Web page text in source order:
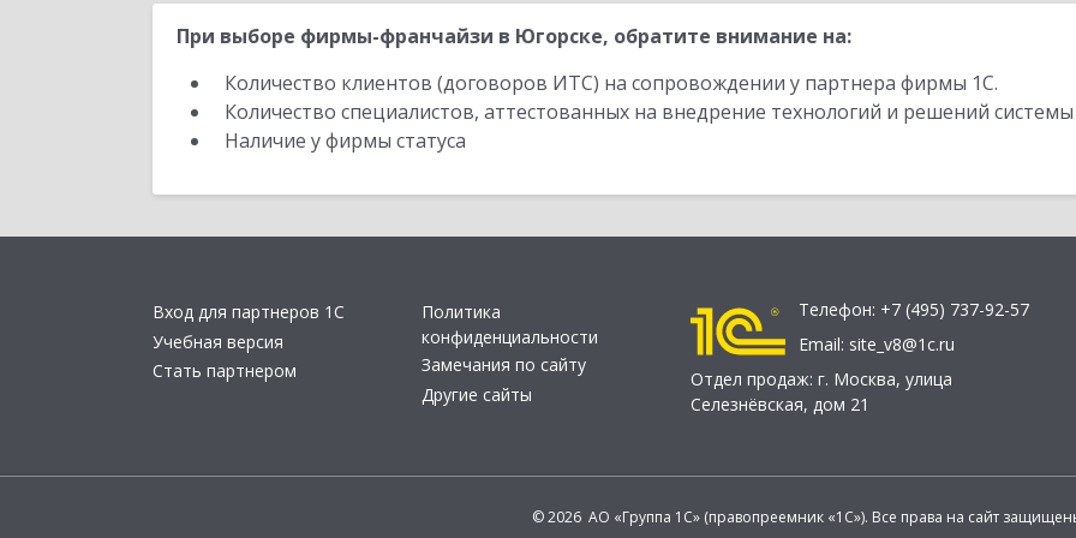
При выборе фирмы-франчайзи в Югорске, обратите внимание на:
Количество клиентов (договоров ИТС) на сопровождении у партнера фирмы 1С.
Количество специалистов, аттестованных на внедрение технологий и решений
Наличие у фирмы статуса
Вход для партнеров 1С
Учебная версия
Стать партнером
Политика
конфиденциальности
Замечания по сайту
Другие сайты
Телефон: +7 (495) 737-92-57
Email: site_v8@1c.ru
Отдел продаж: г. Москва, улица
Селезнёвская, дом 21
© 2026 АО «Группа 1С» (правопреемник «1С»). Все права на сайт